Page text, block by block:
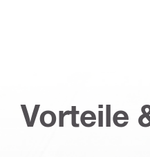
Vorteile